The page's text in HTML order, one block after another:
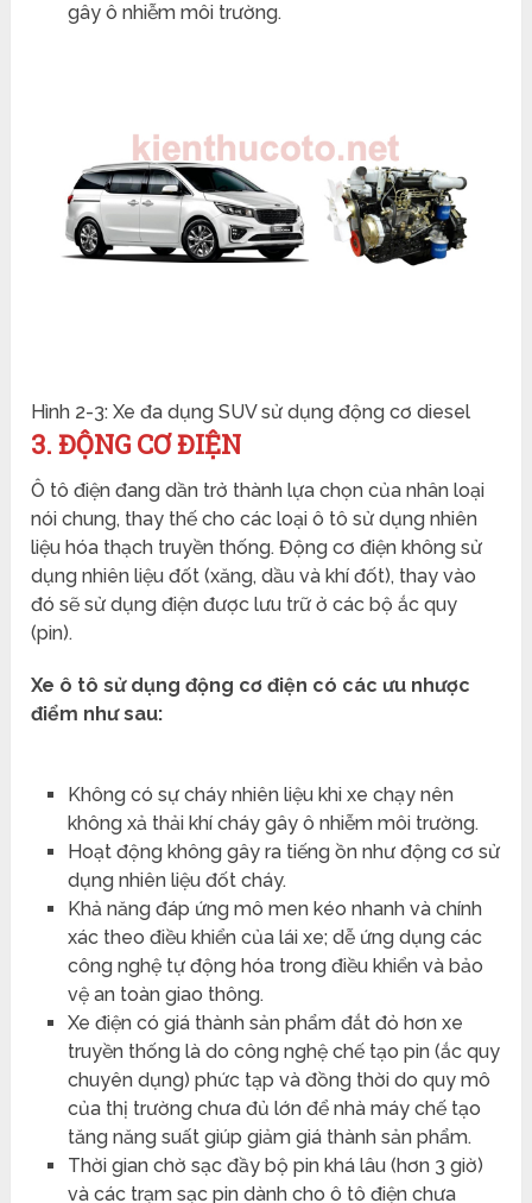
gây ô nhiễm môi trường.
Hình 2-3: Xe đa dụng SUV sử dụng động cơ diesel
3. ĐỘNG CƠ ĐIỆN
Ô tô điện đang dần trở thành lựa chọn của nhân loại
nói chung, thay thế cho các loại ô tô sử dụng nhiên
liệu hóa thạch truyền thống. Động cơ điện không sử
dụng nhiên liệu đốt (xăng, dầu và khí đốt), thay vào
đó sẽ sử dụng điện được lưu trữ ở các bộ ắc quy
(pin).
Xe ô tô sử dụng động cơ điện có các ưu nhược
điểm như sau:
Không có sự cháy nhiên liệu khi xe chạy nên
không xả thải khí cháy gây ô nhiễm môi trường.
Hoạt động không gây ra tiếng ồn như động cơ sử
dụng nhiên liệu đốt cháy.
Khả năng đáp ứng mô men kéo nhanh và chính
xác theo điều khiển của lái xe; dễ ứng dụng các
công nghệ tự động hóa trong điều khiển và bảo
vệ an toàn giao thông.
Xe điện có giá thành sản phẩm đắt đỏ hơn xe
truyền thống là do công nghệ chế tạo pin (ắc quy
chuyên dụng) phức tạp và đồng thời do quy mô
của thị trường chưa đủ lớn để nhà máy chế tạo
tăng năng suất giúp giảm giá thành sản phẩm.
Thời gian chờ sạc đầy bộ pin khá lâu (hơn 3 giờ)
và các trạm sạc pin dành cho ô tô điện chưa